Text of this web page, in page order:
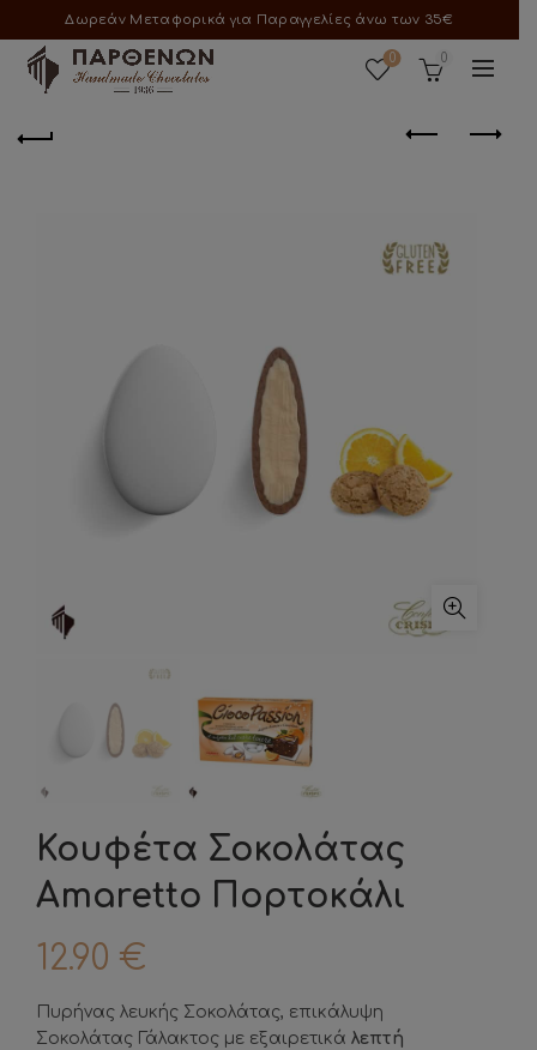
Δωρεάν Μεταφορικά για Παραγγελίες άνω των 35€
0 0
Κουφέτα Σοκολάτας
Amaretto Πορτοκάλι
12.90 €
Πυρήνας λευκής Σοκολάτας, επικάλυψη
Σοκολάτας Γάλακτος με εξαιρετικά λεπτή